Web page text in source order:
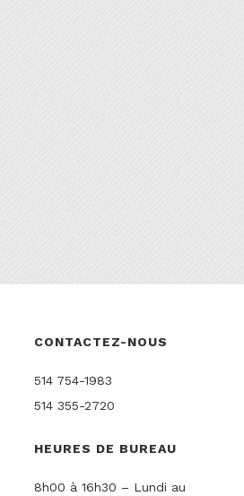
CONTACTEZ-NOUS
514 754-1983
514 355-2720
HEURES DE BUREAU
8h00 à 16h30 – Lundi au